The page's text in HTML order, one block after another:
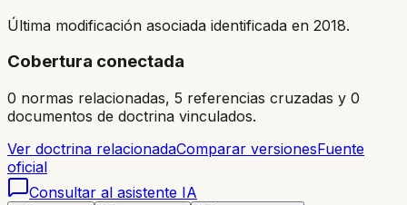
Última modificación asociada identificada en 2018.
Cobertura conectada
0 normas relacionadas, 5 referencias cruzadas y 0
documentos de doctrina vinculados.
Ver doctrina relacionadaComparar versionesFuente
oficial
Consultar al asistente IA